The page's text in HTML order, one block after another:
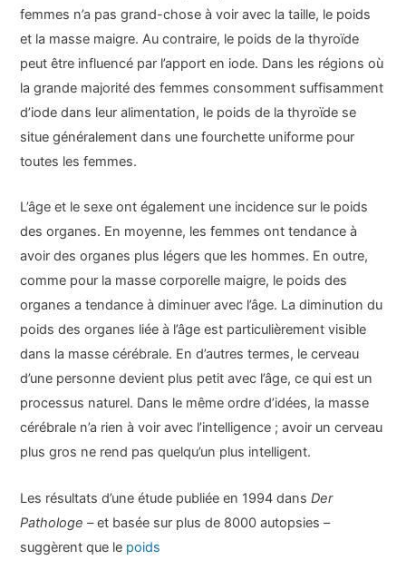
femmes n’a pas grand-chose à voir avec la taille, le poids
et la masse maigre. Au contraire, le poids de la thyroïde
peut être influencé par l’apport en iode. Dans les régions où
la grande majorité des femmes consomment suffisamment
d’iode dans leur alimentation, le poids de la thyroïde se
situe généralement dans une fourchette uniforme pour
toutes les femmes.
L’âge et le sexe ont également une incidence sur le poids
des organes. En moyenne, les femmes ont tendance à
avoir des organes plus légers que les hommes. En outre,
comme pour la masse corporelle maigre, le poids des
organes a tendance à diminuer avec l’âge. La diminution du
poids des organes liée à l’âge est particulièrement visible
dans la masse cérébrale. En d’autres termes, le cerveau
d’une personne devient plus petit avec l’âge, ce qui est un
processus naturel. Dans le même ordre d’idées, la masse
cérébrale n’a rien à voir avec l’intelligence ; avoir un cerveau
plus gros ne rend pas quelqu’un plus intelligent.
Les résultats d’une étude publiée en 1994 dansDer
Pathologe –et basée sur plus de 8000 autopsies –
suggèrent que le poids